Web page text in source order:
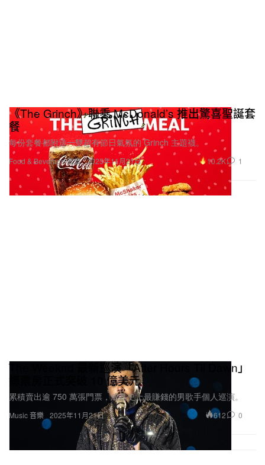
Food & Beverage 飲食
《The Grinch》聯乘 McDonald’s 推出驚喜聖誕套
餐
每份套餐都附送一雙超有節日氣氛的 Grinch 主題襪。
2025年11月21日 10.2K 1
Music 音樂
The Weeknd 最新巡演「After Hours Til Dawn」
總票房正式突破 10 億美元
累積賣出逾 750 萬張門票，成爲史上最賺錢的男歌手個人巡演。
2025年11月21日 612 0